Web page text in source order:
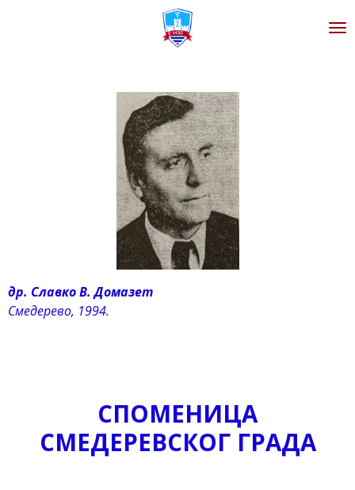
др. Славко В. Домазет
Смедерево, 1994.
СПОМЕНИЦА
СМЕДЕРЕВСКОГ ГРАДА